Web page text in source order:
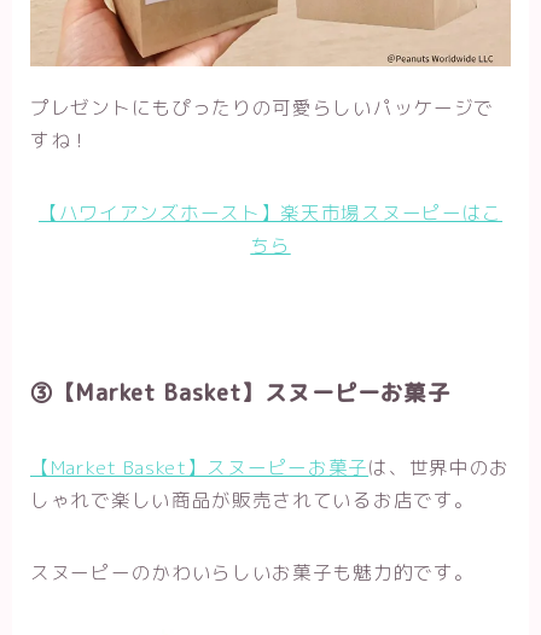
プレゼントにもぴったりの可愛らしいパッケージで
すね！
【ハワイアンズホースト】楽天市場スヌーピーはこ
ちら
③【Market Basket】スヌーピーお菓子
【Market Basket】スヌーピーお菓子は、世界中のお
しゃれで楽しい商品が販売されているお店です。
スヌーピーのかわいらしいお菓子も魅力的です。